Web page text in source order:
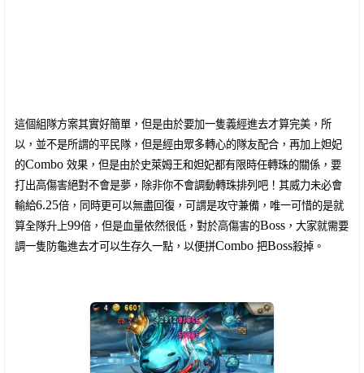
這個組隊方案其實好簡單，但是由於要加一隻義經進去才算完美，所
以，並不是所謂的平民隊，但是經由眾多轉心的隊友配合，再加上妲妃
的Combo 效果，但是由於史萊姆王和妲妃都有限時任轉珠的關係，要
打出高傷害絕對不會是夢，除非你不會調動轉珠排列吧！其威力未必會
輸給6.25倍，同時更可以無盡回復，可謂是攻守兼備，唯一可惜的是就
算全隊升上99倍，但是血量依然很低，對於高傷害的Boss ，大家就需要
調一隻防龜進去才可以生存久一點，以便拼Combo 把Boss殺掉。